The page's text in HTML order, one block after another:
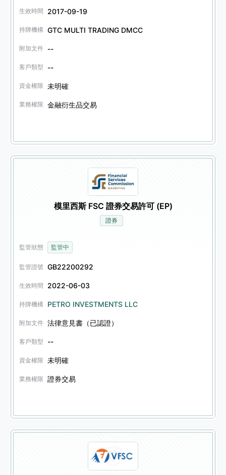
生效時間 2017-09-19
持牌機構 GTC MULTI TRADING DMCC
附加文件 --
客戶類型 --
資金權限 未明確
業務權限 金融衍生品交易
模里西斯 FSC 證券交易許可 (EP)
證券
監管狀態 監管中
監管證號 GB22200292
生效時間 2022-06-03
持牌機構 PETRO INVESTMENTS LLC
附加文件 法律意見書（已認證）
客戶類型 --
資金權限 未明確
業務權限 證券交易